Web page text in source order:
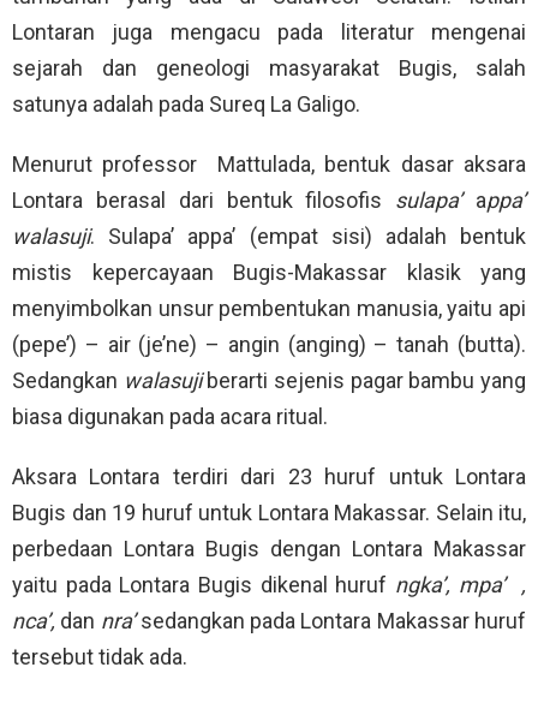
Lontaran juga mengacu pada literatur mengenai
sejarah dan geneologi masyarakat Bugis, salah
satunya adalah pada Sureq La Galigo.
Menurut professor Mattulada, bentuk dasar aksara
Lontara berasal dari bentuk filosofis sulapa’appa’
walasuji. Sulapa’ appa’ (empat sisi) adalah bentuk
mistis kepercayaan Bugis-Makassar klasik yang
menyimbolkan unsur pembentukan manusia, yaitu api
(pepe’) – air (je’ne) – angin (anging) – tanah (butta).
Sedangkan walasujiberarti sejenis pagar bambu yang
biasa digunakan pada acara ritual.
Aksara Lontara terdiri dari 23 huruf untuk Lontara
Bugis dan 19 huruf untuk Lontara Makassar. Selain itu,
perbedaan Lontara Bugis dengan Lontara Makassar
yaitu pada Lontara Bugis dikenal huruf ngka’, mpa’
,
nca’, dan nra’sedangkan pada Lontara Makassar huruf
tersebut tidak ada.